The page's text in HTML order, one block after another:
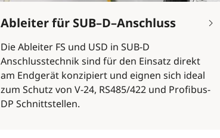
Ableiter für SUB–D–Anschluss
Die Ableiter FS und USD in SUB-D
Anschlusstechnik sind für den Einsatz direkt
am Endgerät konzipiert und eignen sich ideal
zum Schutz von V-24, RS485/422 und Profibus-
DP Schnittstellen.